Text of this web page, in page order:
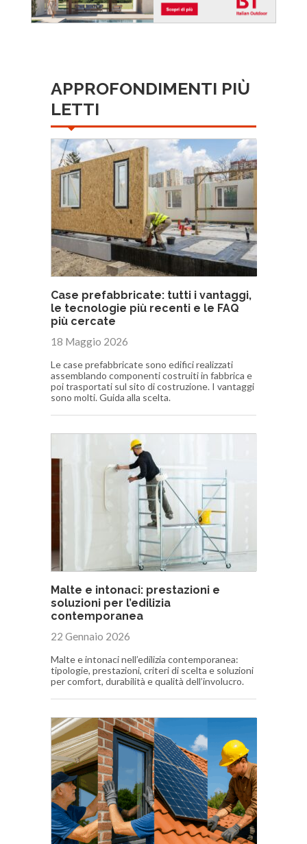
APPROFONDIMENTI PIÙ
LETTI
Case prefabbricate: tutti i vantaggi,
le tecnologie più recenti e le FAQ
più cercate
18 Maggio 2026
Le case prefabbricate sono edifici realizzati
assemblando componenti costruiti in fabbrica e
poi trasportati sul sito di costruzione. I vantaggi
sono molti. Guida alla scelta.
Malte e intonaci: prestazioni e
soluzioni per l’edilizia
contemporanea
22 Gennaio 2026
Malte e intonaci nell’edilizia contemporanea:
tipologie, prestazioni, criteri di scelta e soluzioni
per comfort, durabilità e qualità dell’involucro.